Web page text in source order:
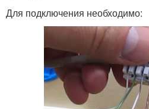
Для подключения необходимо: